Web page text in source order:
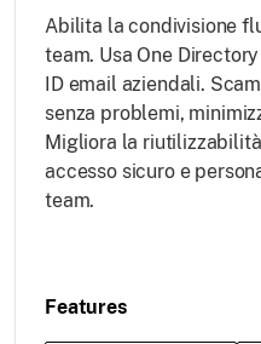
Abilita la condivisione
team. Usa One
ID email aziendali.
senza problemi,
Migliora la
accesso sicuro e
team.
Features